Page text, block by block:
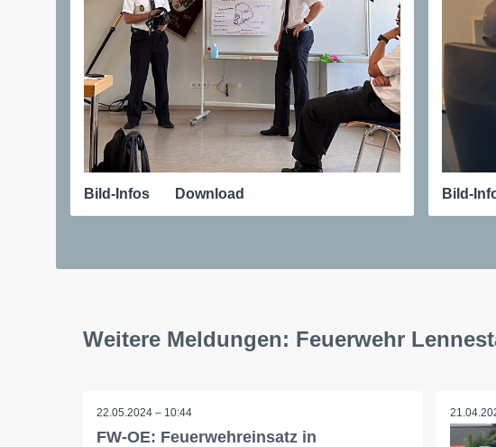
Bild-Infos Download Bild-
Weitere Meldungen: Feuerwehr
22.05.2024 – 10:44
FW-OE: Feuerwehreinsatz in